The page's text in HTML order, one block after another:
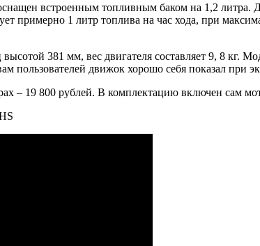
встроенным топливным баком на 1,2 литра.
примерно 1 литр топлива на час хода, при
381 мм, вес двигателя составляет 9, 8
пользователей движок хорошо себя показал при
– 19 800 рублей. В комплектацию включен сам